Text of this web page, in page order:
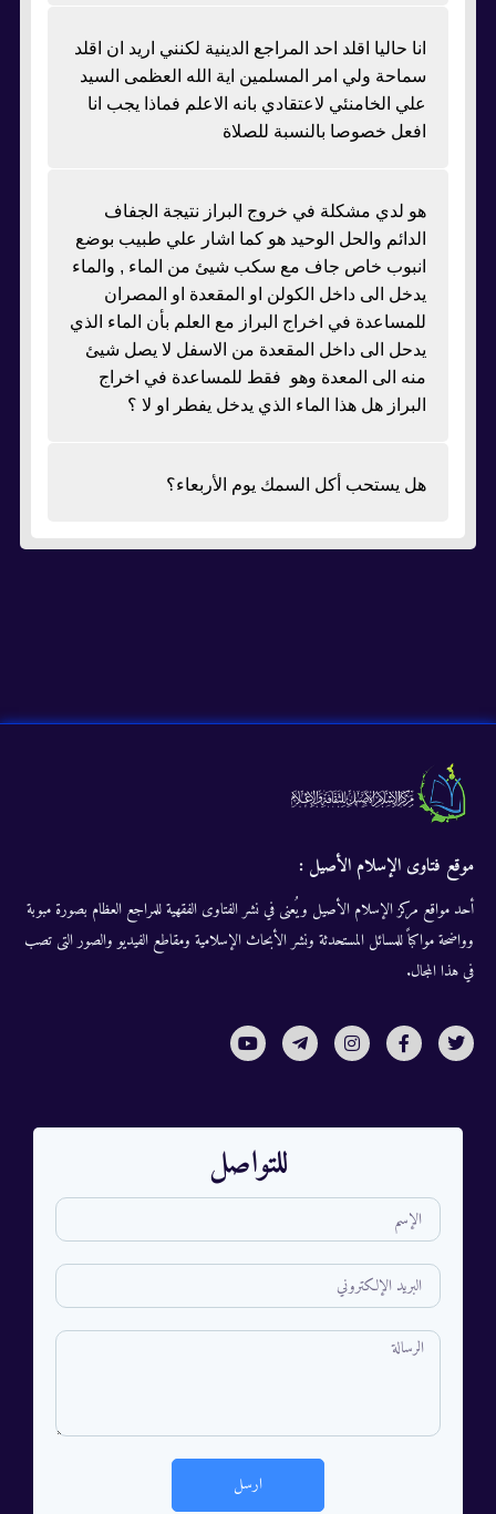
انا حاليا اقلد احد المراجع الدينية لكنني اريد ان اقلد
سماحة ولي امر المسلمين اية الله العظمى السيد
علي الخامنئي لاعتقادي بانه الاعلم فماذا يجب انا
افعل خصوصا بالنسبة للصلاة
هو لدي مشكلة في خروج البراز نتيجة الجفاف
الدائم والحل الوحيد هو كما اشار علي طبيب بوضع
انبوب خاص جاف مع سكب شيئ من الماء , والماء
يدخل الى داخل الكولن او المقعدة او المصران
للمساعدة في اخراج البراز مع العلم بأن الماء الذي
يدحل الى داخل المقعدة من الاسفل لا يصل شيئ
منه الى المعدة وهو فقط للمساعدة في اخراج
البراز هل هذا الماء الذي يدخل يفطر او لا ؟
هل يستحب أكل السمك يوم الأربعاء؟
موقع فتاوى الإسلام الأصيل :
أحد مواقع مركز الإسلام الأصيل ويُعنى في نشر الفتاوى الفقهية للمراجع العظام بصورة مبوبة
وواضحة مواكباً للمسائل المستحدثة ونشر الأبحاث الإسلامية ومقاطع الفيديو والصور التى تصب
في هذا المجال.
للتواصل
ارسل